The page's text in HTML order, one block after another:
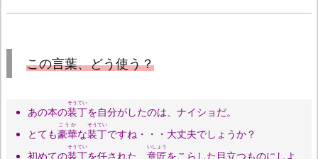
この言葉、どう使う？
あの本の装丁
そうてい
を自分がしたのは、ナイショだ。
とても豪華
ごうか
な装丁
そうてい
ですね・・・大丈夫でしょうか？
初めての装丁
そうてい
を任された、 意匠
いしょう
をこらした目立つものにしよ